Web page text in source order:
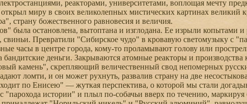
реакторами, университетами, воплощая мечту
миру в своих великолепных мистических картинах великий
страну божественного равновесия и величия.
была остановлена, вытоптана и изглодана. Ее изрыли копытами
свиньи. Превратили "Сибирское чудо" в кровавую светомузыку с
часы в центре города, кому-то проламывают голову или
деньги. Закрываются атомные реакторы и производства
камень", скрепляющий величественный свод непомерных
ломти, и он может рухнуть, развалив страну на две
по Енисею" — жуткая перспектива, о которой мы стали
"парохода истории" и плыл по-собачьи вверх по течению,